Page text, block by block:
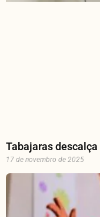
Tabajaras descalça
17 de novembro de 2025